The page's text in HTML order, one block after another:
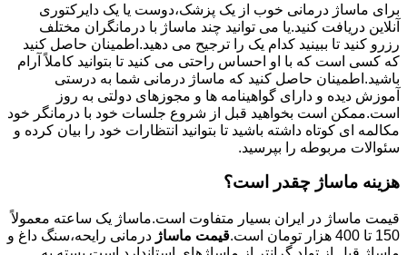
برای ماساژ درمانی خوب از یک پزشک،دوست یا یک دایرکتوری
آنلاین دریافت کنید.یا می توانید چند ماساژ با درمانگران مختلف
رزرو کنید تا ببینید کدام یک را ترجیح می دهید.اطمینان حاصل کنید
که کسی است که با او احساس راحتی می کنید تا بتوانید کاملاً آرام
باشید.اطمینان حاصل کنید که ماساژ درمانی شما به درستی
آموزش دیده و دارای گواهینامه ها و مجوزهای دولتی به روز
است.ممکن است بخواهید قبل از شروع جلسات خود با درمانگر خود
مکالمه ای کوتاه داشته باشید تا بتوانید انتظارات خود را بیان کرده و
سئوالات مربوطه را بپرسید.
هزینه ماساژ چقدر است؟
قیمت ماساژ در ایران بسیار متفاوت است.ماساژ یک ساعته معمولاً
150 تا 400 هزار تومان است.
قیمت ماساژ درمانی رایحه،سنگ داغ و